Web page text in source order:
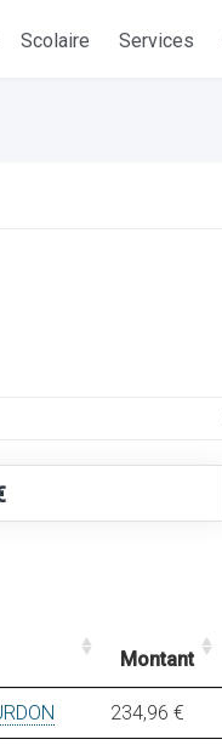
Scolaire Services
Montant
234,96 €